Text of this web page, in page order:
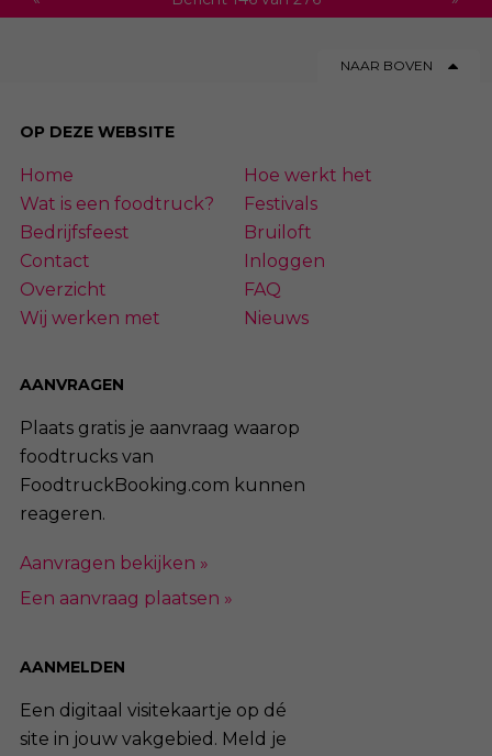
NAAR BOVEN
OP DEZE WEBSITE
Home
Hoe werkt het
Wat is een foodtruck?
Festivals
Bedrijfsfeest
Bruiloft
Contact
Inloggen
Overzicht
FAQ
Wij werken met
Nieuws
AANVRAGEN
Plaats gratis je aanvraag waarop
foodtrucks van
FoodtruckBooking.com kunnen
reageren.
Aanvragen bekijken »
Een aanvraag plaatsen »
AANMELDEN
Een digitaal visitekaartje op dé
site in jouw vakgebied. Meld je